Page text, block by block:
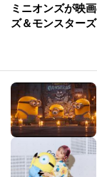
ミニオンズが映
ズ＆モンスター